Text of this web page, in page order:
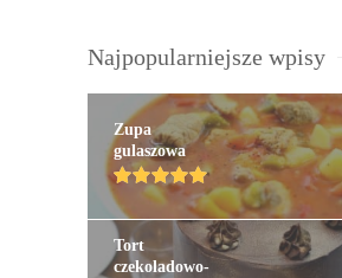
Najpopularniejsze wpisy
Zupa
gulaszowa
Tort
czekoladowo-